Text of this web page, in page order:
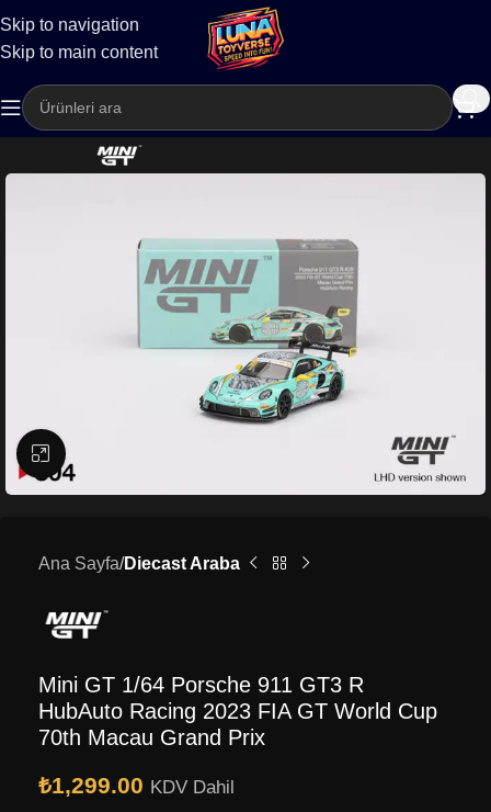
Skip to navigation
Skip to main content
Kargo
Büyütmek için tıklayın
Ana Sayfa Diecast Araba
Mini GT 1/64 Porsche 911 GT3 R
HubAuto Racing 2023 FIA GT World Cup
70th Macau Grand Prix
₺1,299.00 KDV Dahil